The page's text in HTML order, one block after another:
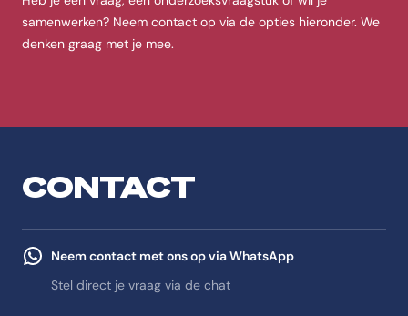
samenwerken? Neem contact op via de opties hieronder. We
denken graag met je mee.
CONTACT
Neem contact met ons op via WhatsApp
Stel direct je vraag via de chat